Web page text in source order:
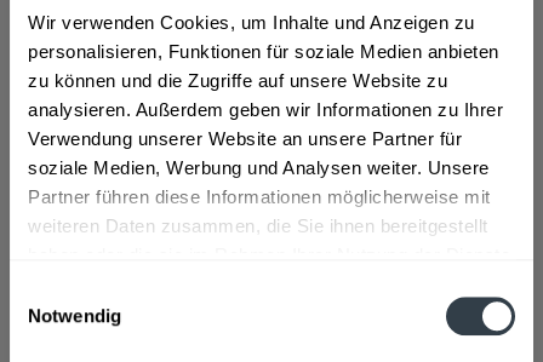
Wir verwenden Cookies, um Inhalte und Anzeigen zu
personalisieren, Funktionen für soziale Medien anbieten
zu können und die Zugriffe auf unsere Website zu
analysieren. Außerdem geben wir Informationen zu Ihrer
Verwendung unserer Website an unsere Partner für
soziale Medien, Werbung und Analysen weiter. Unsere
Partner führen diese Informationen möglicherweise mit
weiteren Daten zusammen, die Sie ihnen bereitgestellt
Notwendig
In denWarenkorb
Artikel-Nr.:
31159
Verfügbar in:
Beschreibung
mehr
Wasser WEIZENMALZ, GERSTENMALZ, Hefe, Hopfenextrakt